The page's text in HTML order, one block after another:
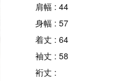
肩幅 : 44
身幅 : 57
着丈 : 64
袖丈 : 58
裄丈 :